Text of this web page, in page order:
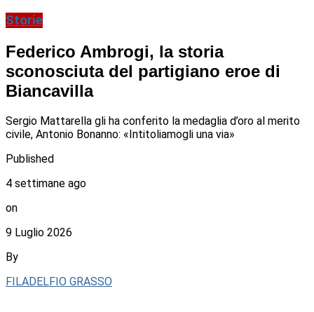
Storie
Federico Ambrogi, la storia
sconosciuta del partigiano eroe di
Biancavilla
Sergio Mattarella gli ha conferito la medaglia d’oro al merito
civile, Antonio Bonanno: «Intitoliamogli una via»
Published
4 settimane ago
on
9 Luglio 2026
By
FILADELFIO GRASSO